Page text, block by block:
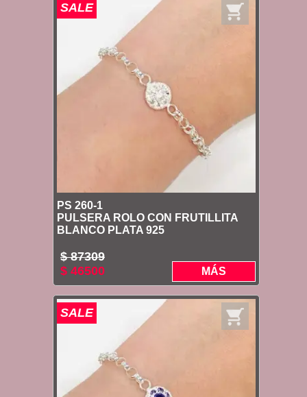
SALE
PS 260-1
PULSERA ROLO CON FRUTILLITA
BLANCO PLATA 925
$ 87309
$ 46500
MÁS
SALE